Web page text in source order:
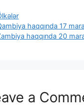
haqqında 17
haqqında 20
a